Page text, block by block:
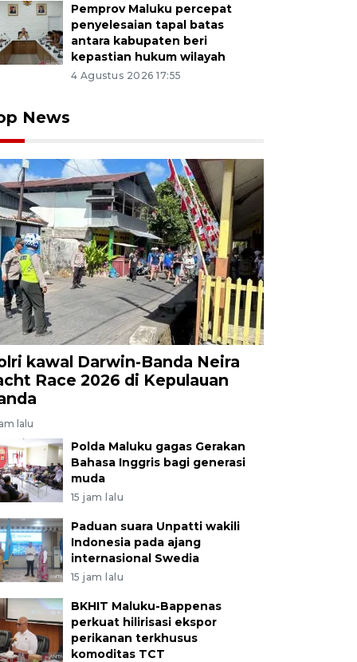
Pemprov Maluku percepat
penyelesaian tapal batas
antara kabupaten beri
kepastian hukum wilayah
4 Agustus 2026 17:55
News
kawal Darwin-Banda Neira
Race 2026 di Kepulauan
lalu
Polda Maluku gagas Gerakan
Bahasa Inggris bagi generasi
muda
15 jam lalu
Paduan suara Unpatti wakili
Indonesia pada ajang
internasional Swedia
15 jam lalu
BKHIT Maluku-Bappenas
perkuat hilirisasi ekspor
perikanan terkhusus
komoditas TCT